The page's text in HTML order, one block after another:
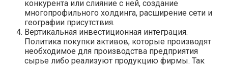
конкурента или слияние с ней, создание
многопрофильного холдинга, расширение сети и
географии присутствия.
Вертикальная инвестиционная интеграция.
Политика покупки активов, которые производят
необходимое для производства предприятия
сырье либо реализуют продукцию фирмы. Так